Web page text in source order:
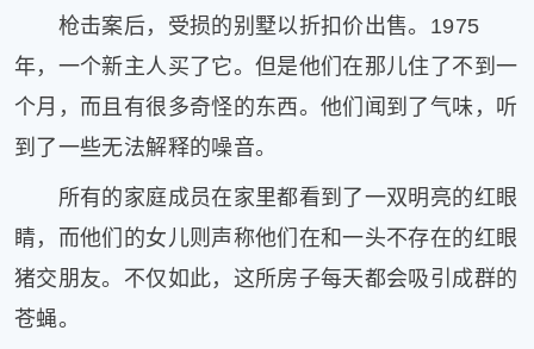
枪击案后，受损的别墅以折扣价出售。1975
年，一个新主人买了它。但是他们在那儿住了不到一
个月，而且有很多奇怪的东西。他们闻到了气味，听
到了一些无法解释的噪音。
所有的家庭成员在家里都看到了一双明亮的红眼
睛，而他们的女儿则声称他们在和一头不存在的红眼
猪交朋友。不仅如此，这所房子每天都会吸引成群的
苍蝇。